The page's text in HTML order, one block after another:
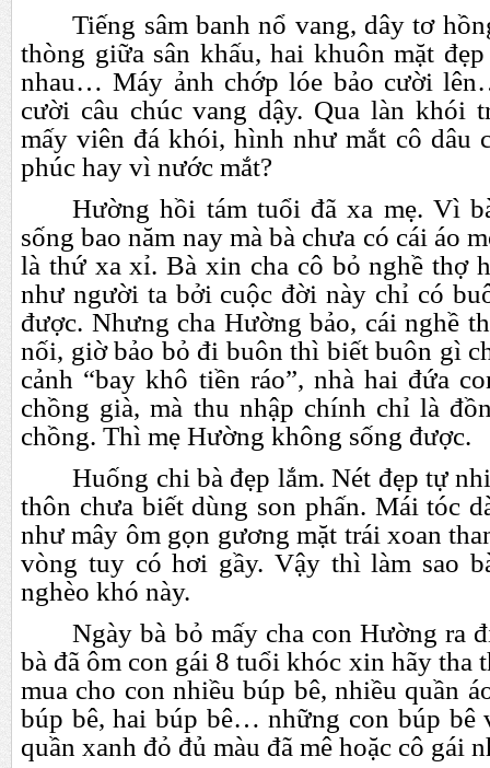
Tiếng sâm banh nổ vang, dây tơ
thòng giữa sân khấu, hai khuôn mặt
nhau… Máy ảnh chớp lóe bảo cười
cười câu chúc vang dậy. Qua làn khói
mấy viên đá khói, hình như mắt cô dâu
phúc hay vì nước mắt?
Hường hồi tám tuổi đã xa mẹ. Vì
sống bao năm nay mà bà chưa có cái áo
là thứ xa xỉ. Bà xin cha cô bỏ nghề thợ
như người ta bởi cuộc đời này chỉ có
được. Nhưng cha Hường bảo, cái nghề
nối, giờ bảo bỏ đi buôn thì biết buôn gì
cảnh “bay khô tiền ráo”, nhà hai đứa
chồng già, mà thu nhập chính chỉ là
chồng. Thì mẹ Hường không sống được.
Huống chi bà đẹp lắm. Nét đẹp tự
thôn chưa biết dùng son phấn. Mái tóc
như mây ôm gọn gương mặt trái xoan
vòng tuy có hơi gầy. Vậy thì làm sao
nghèo khó này.
Ngày bà bỏ mấy cha con Hường ra
bà đã ôm con gái 8 tuổi khóc xin hãy tha
mua cho con nhiều búp bê, nhiều quần
búp bê, hai búp bê… những con búp bê
quần xanh đỏ đủ màu đã mê hoặc cô gái